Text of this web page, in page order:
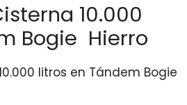
10.000
Bogie Hierro
litros en Tándem Bogie